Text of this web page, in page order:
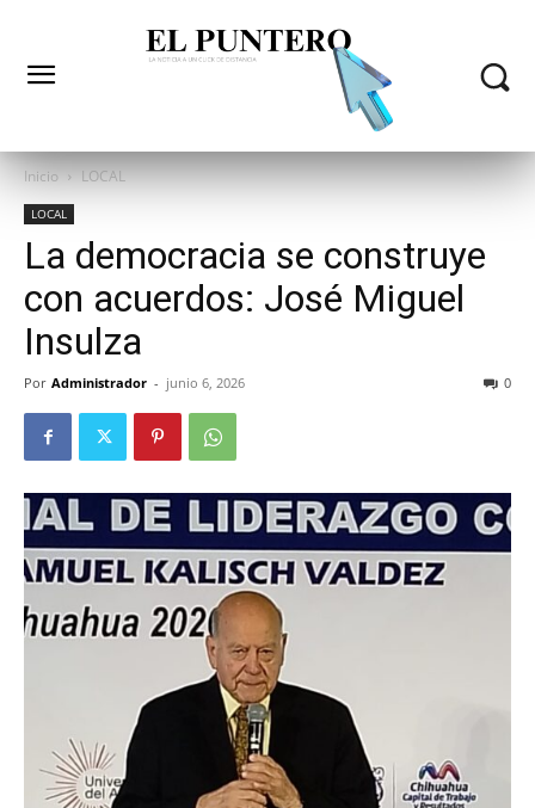
Inicio LOCAL
LOCAL
La democracia se construye
con acuerdos: José Miguel
Insulza
Por Administrador - junio 6, 2026 0